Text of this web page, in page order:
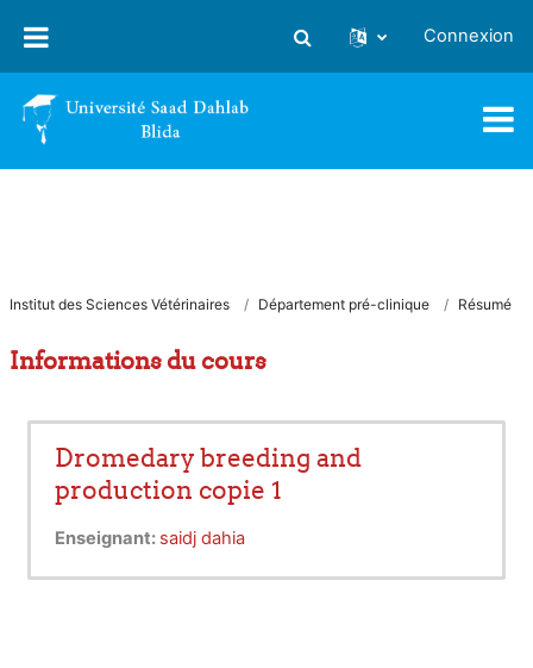
Activer/désactiver la saisie
Connexion
Institut des Sciences Vétérinaires Département pré-clinique Résumé
Informations du cours
Dromedary breeding and
production copie 1
Enseignant: saidj dahia